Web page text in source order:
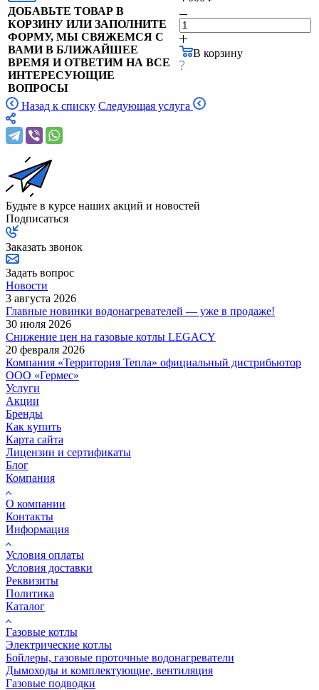
ДОБАВЬТЕ ТОВАР В
КОРЗИНУ ИЛИ ЗАПОЛНИТЕ
ФОРМУ, МЫ СВЯЖЕМСЯ С
ВАМИ В БЛИЖАЙШЕЕ
ВРЕМЯ И ОТВЕТИМ НА ВСЕ
ИНТЕРЕСУЮЩИЕ
ВОПРОСЫ
В корзину
Назад к списку Следующая услуга
Будьте в курсе наших акций и новостей
Подписаться
Заказать звонок
Задать вопрос
Новости
3 августа 2026
Главные новинки водонагревателей — уже в продаже!
30 июля 2026
Снижение цен на газовые котлы LEGACY
20 февраля 2026
Компания «Территория Тепла» официальный дистрибьютор
ООО «Гермес»
Услуги
Акции
Бренды
Как купить
Карта сайта
Лицензии и сертификаты
Блог
Компания
О компании
Контакты
Информация
Условия оплаты
Условия доставки
Реквизиты
Политика
Каталог
Газовые котлы
Электрические котлы
Бойлеры, газовые проточные водонагреватели
Дымоходы и комплектующие, вентиляция
Газовые подводки